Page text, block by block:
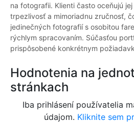
na fotografii. Klienti často oceňujú
trpezlivosť a mimoriadnu zručnosť,
jedinečných fotografií s osobitou
rýchlym spracovaním. Súčasťou
prispôsobené konkrétnym
Hodnotenia na
stránkach
Iba prihlásení používatelia
údajom. Kliknite sem